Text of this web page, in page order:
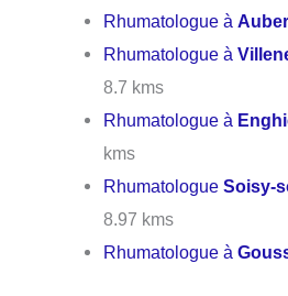
Rhumatologue à
Rhumatologue à
8.7 kms
Rhumatologue à
kms
RhumatologueSoisy-
8.97 kms
Rhumatologue à